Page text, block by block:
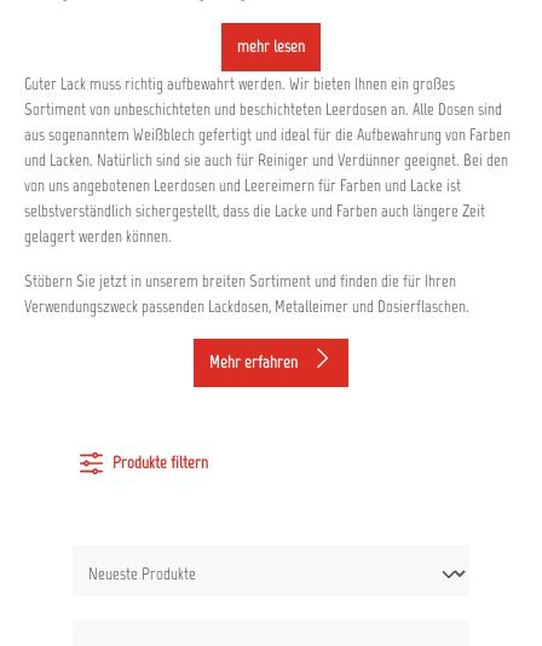
mehr lesen
Guter Lack muss richtig aufbewahrt werden. Wir bieten Ihnen ein großes
Sortiment von unbeschichteten und beschichteten Leerdosen an. Alle Dosen sind
aus sogenanntem Weißblech gefertigt und ideal für die Aufbewahrung von Farben
und Lacken. Natürlich sind sie auch für Reiniger und Verdünner geeignet. Bei den
von uns angebotenen Leerdosen und Leereimern für Farben und Lacke ist
selbstverständlich sichergestellt, dass die Lacke und Farben auch längere Zeit
gelagert werden können.
Stöbern Sie jetzt in unserem breiten Sortiment und finden die für Ihren
Verwendungszweck passenden Lackdosen, Metalleimer und Dosierflaschen.
Mehr erfahren
Produkte filtern